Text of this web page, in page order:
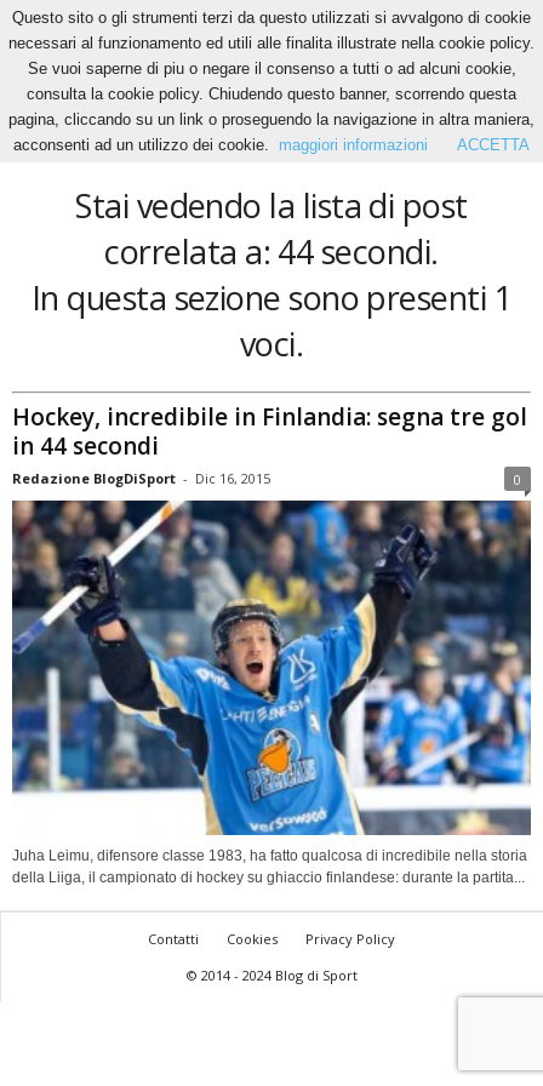
Home Tags 44 secondi
44 secondi
Stai vedendo la lista di post
correlata a: 44 secondi.
In questa sezione sono presenti 1
voci.
Hockey, incredibile in Finlandia: segna tre gol
in 44 secondi
Redazione BlogDiSport - Dic 16, 2015 0
Juha Leimu, difensore classe 1983, ha fatto qualcosa di incredibile nella storia
della Liiga, il campionato di hockey su ghiaccio finlandese: durante la partita...
Contatti Cookies
Privacy Policy
© 2014 - 2024 Blog di Sport
Questo sito o gli strumenti terzi da questo utilizzati si avvalgono di cookie
necessari al funzionamento ed utili alle finalita illustrate nella cookie policy.
Se vuoi saperne di piu o negare il consenso a tutti o ad alcuni cookie,
consulta la cookie policy. Chiudendo questo banner, scorrendo questa
pagina, cliccando su un link o proseguendo la navigazione in altra maniera,
acconsenti ad un utilizzo dei cookie.
maggiori informazioni ACCETTA